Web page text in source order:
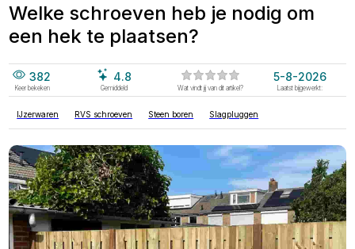
Welke schroeven heb je nodig om
een hek te plaatsen?
382
Keer bekeken
4.8
Gemiddeld Wat vindt jij van dit artikel?
5-8-2026
Laatst bijgewerkt:
IJzerwaren RVS schroeven Steen boren Slagpluggen